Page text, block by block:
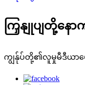
ကြှနျုပျတို့နော
ကျွန်ုပ်တို့၏လူမှုမီဒီယာပ